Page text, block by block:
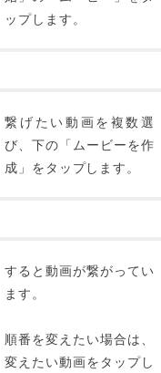
ップします。
繋げたい動画を複数選
び、下の「ムービーを作
成」をタップします。
すると動画が繋がってい
ます。
順番を変えたい場合は、
変えたい動画をタップし